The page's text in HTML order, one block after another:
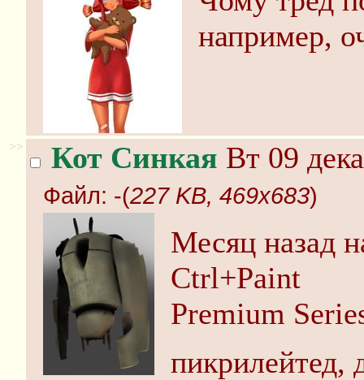
например,
>> Кот Синкая Вт 09
Файл: -(227 KB, 469x683)
Месяц назад
Ctrl+Paint
Premium
пикрилейтед,